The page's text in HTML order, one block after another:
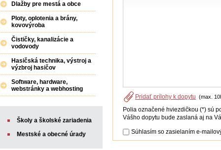
Pridať prílohy k dopytu (max.
Polia označené hviezdičkou (*) sú
Vášho dopytu bude zaslaná aj na
Súhlasím so zasielaním e-
Dlažby pre mestá a obce
Ploty, oplotenia a brány,
kovovýroba
Čističky, kanalizácie a
vodovody
Hasičská technika, výstroj a
výzbroj hasičov
Software, hardware,
webstránky a webhosting
Školy a školské zariadenia
Mestské a obecné úrady